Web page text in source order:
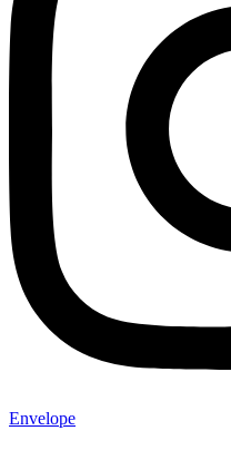
Envelope